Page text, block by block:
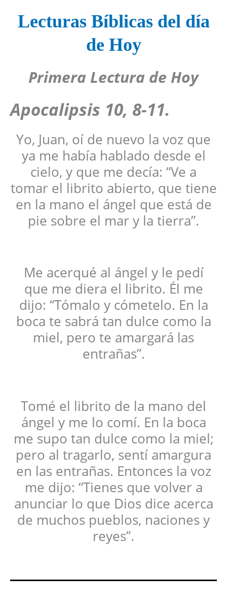
Lecturas Bíblicas del día
de Hoy
Primera Lectura de Hoy
Apocalipsis 10, 8-11.
Yo, Juan, oí de nuevo la voz que
ya me había hablado desde el
cielo, y que me decía: “Ve a
tomar el librito abierto, que tiene
en la mano el ángel que está de
pie sobre el mar y la tierra”.
Me acerqué al ángel y le pedí
que me diera el librito. Él me
dijo: “Tómalo y cómetelo. En la
boca te sabrá tan dulce como la
miel, pero te amargará las
entrañas”.
Tomé el librito de la mano del
ángel y me lo comí. En la boca
me supo tan dulce como la miel;
pero al tragarlo, sentí amargura
en las entrañas. Entonces la voz
me dijo: “Tienes que volver a
anunciar lo que Dios dice acerca
de muchos pueblos, naciones y
reyes”.